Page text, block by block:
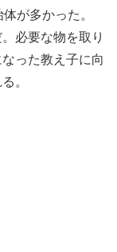
が多かった。
必要な物を取り
った教え子に向
。